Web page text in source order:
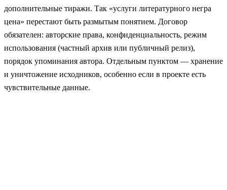
дополнительные тиражи. Так «услуги литературного негра
цена» перестают быть размытым понятием. Договор
обязателен: авторские права, конфиденциальность, режим
использования (частный архив или публичный релиз),
порядок упоминания автора. Отдельным пунктом — хранение
и уничтожение исходников, особенно если в проекте есть
чувствительные данные.